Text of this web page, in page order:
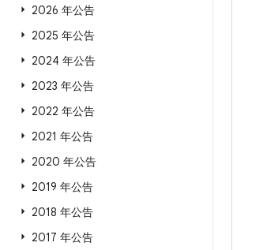
2026 年公告
2025 年公告
2024 年公告
2023 年公告
2022 年公告
2021 年公告
2020 年公告
2019 年公告
2018 年公告
2017 年公告